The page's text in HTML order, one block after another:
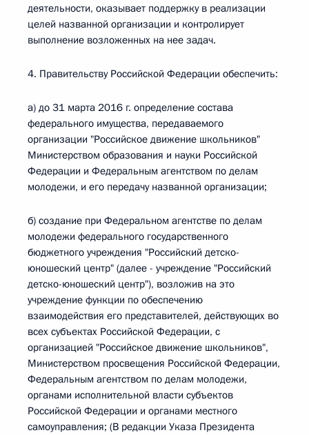
деятельности, оказывает поддержку в реализации
целей названной организации и контролирует
выполнение возложенных на нее задач.
4. Правительству Российской Федерации обеспечить:
а) до 31 марта 2016 г. определение состава
федерального имущества, передаваемого
организации "Российское движение школьников"
Министерством образования и науки Российской
Федерации и Федеральным агентством по делам
молодежи, и его передачу названной организации;
б) создание при Федеральном агентстве по делам
молодежи федерального государственного
бюджетного учреждения "Российский детско-
юношеский центр" (далее - учреждение "Российский
детско-юношеский центр"), возложив на это
учреждение функции по обеспечению
взаимодействия его представителей, действующих во
всех субъектах Российской Федерации, с
организацией "Российское движение школьников",
Министерством просвещения Российской Федерации,
Федеральным агентством по делам молодежи,
органами исполнительной власти субъектов
Российской Федерации и органами местного
самоуправления; (В редакции Указа Президента